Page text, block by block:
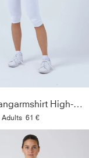
Tennis Langarmshirt High-Neck Damen & Mädchen, weiß
Adults 61 €